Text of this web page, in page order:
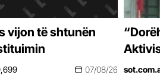
vijon të shtunën
07/08/26